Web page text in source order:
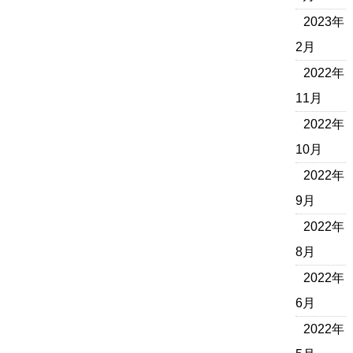
2023年
2月
2022年
11月
2022年
10月
2022年
9月
2022年
8月
2022年
6月
2022年